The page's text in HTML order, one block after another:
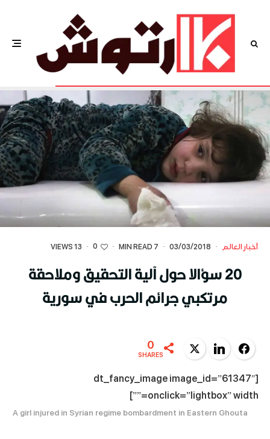
أخبار العالم ·
03/03/2018
·
7 MIN READ
·
0
·
13 VIEWS
20 سؤالا حول آلية التحقيق وملاحقة
مرتكبي جرائم الحرب في سورية
Facebook
LinkedIn
Twitter
0
SHARES
[dt_fancy_image image_id=”61347″
onclick=”lightbox” width=””]
A girl injured in Syrian regime bombardment in Eastern Ghouta